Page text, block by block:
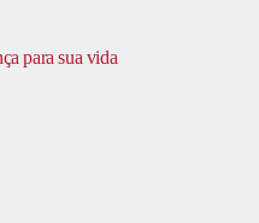
para sua vida